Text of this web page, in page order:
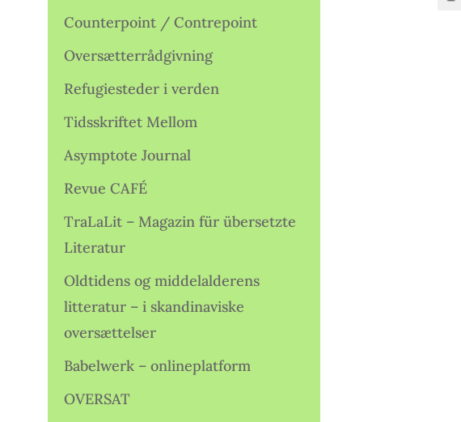
Counterpoint / Contrepoint
Oversætterrådgivning
Refugiesteder i verden
Tidsskriftet Mellom
Asymptote Journal
Revue CAFÉ
TraLaLit – Magazin für übersetzte
Literatur
Oldtidens og middelalderens
litteratur – i skandinaviske
oversættelser
Babelwerk – onlineplatform
OVERSAT